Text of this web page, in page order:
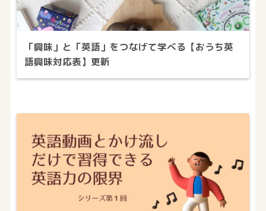
「興味」と「英語」をつなげて学べる【おうち英
語興味対応表】更新